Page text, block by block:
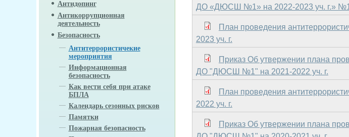
Антидопинг
Антикоррупционная
деятельность
Безопасность
Антитеррористичекие
мероприятия
Информационная
безопасность
Как вести себя при атаке
БПЛА
Календарь сезонных рисков
Памятки
Пожарная безопасность
ДО «ДЮСШ №1» на 2022-2023 уч. г.»
План проведения
2023 уч. г.
Приказ Об утвержении плана
ДО "ДЮСШ №1" на 2021-2022 уч. г.
План проведения
2022 уч. г.
Приказ Об утвержении плана